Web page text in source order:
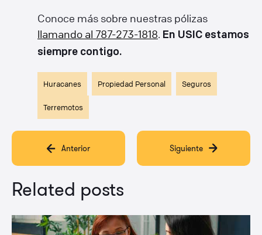
Conoce más sobre nuestras pólizas
llamando al 787-273-1818. En USIC estamos
siempre contigo.
Huracanes Propiedad Personal Seguros
Terremotos
Anterior Siguiente
Related posts